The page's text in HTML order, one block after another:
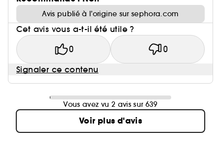
Avis publié à l’origine sur sephora.com
Cet avis vous a-t-il été utile ?
0 0
Signaler ce contenu
Vous avez vu 2 avis sur 639
Voir plus d'avis